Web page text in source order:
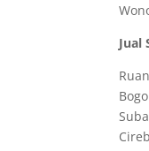
Jual